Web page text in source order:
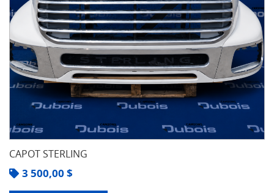
CAPOT STERLING
3 500,00 $